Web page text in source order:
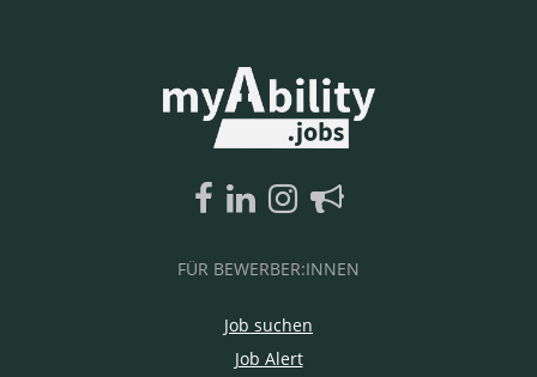
FÜR BEWERBER:INNEN
Job suchen
Job Alert